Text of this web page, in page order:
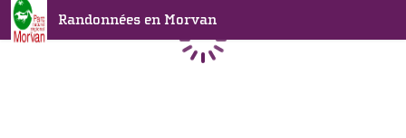
Randonnées en Morvan
Chargement